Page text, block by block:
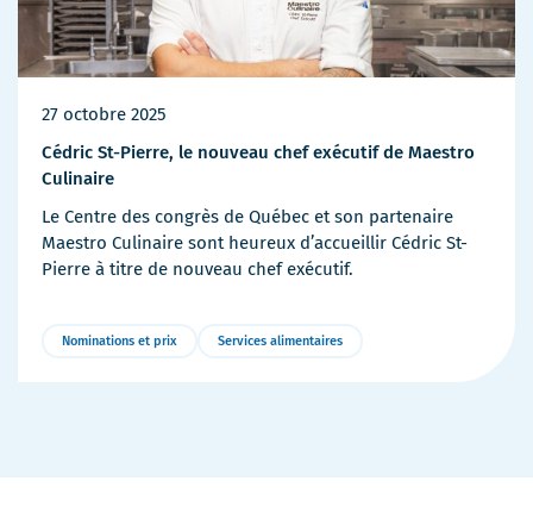
27 octobre 2025
Cédric St-Pierre, le nouveau chef exécutif de Maestro
Culinaire
Le Centre des congrès de Québec et son partenaire
Maestro Culinaire sont heureux d’accueillir Cédric St-
Pierre à titre de nouveau chef exécutif.
Nominations et prix Services alimentaires
Plus